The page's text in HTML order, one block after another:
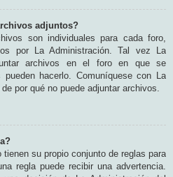
adjuntos?
son individuales para cada foro,
por La Administración. Tal vez La
archivos en el foro en que se
hacerlo. Comuníquese con La
por qué no puede adjuntar archivos.
tienen su propio conjunto de reglas para
regla puede recibir una advertencia.